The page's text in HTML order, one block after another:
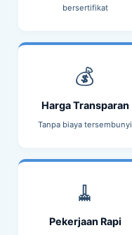
bersertifikat
💰
Harga Transparan
Tanpa biaya tersembunyi
🧹
Pekerjaan Rapi